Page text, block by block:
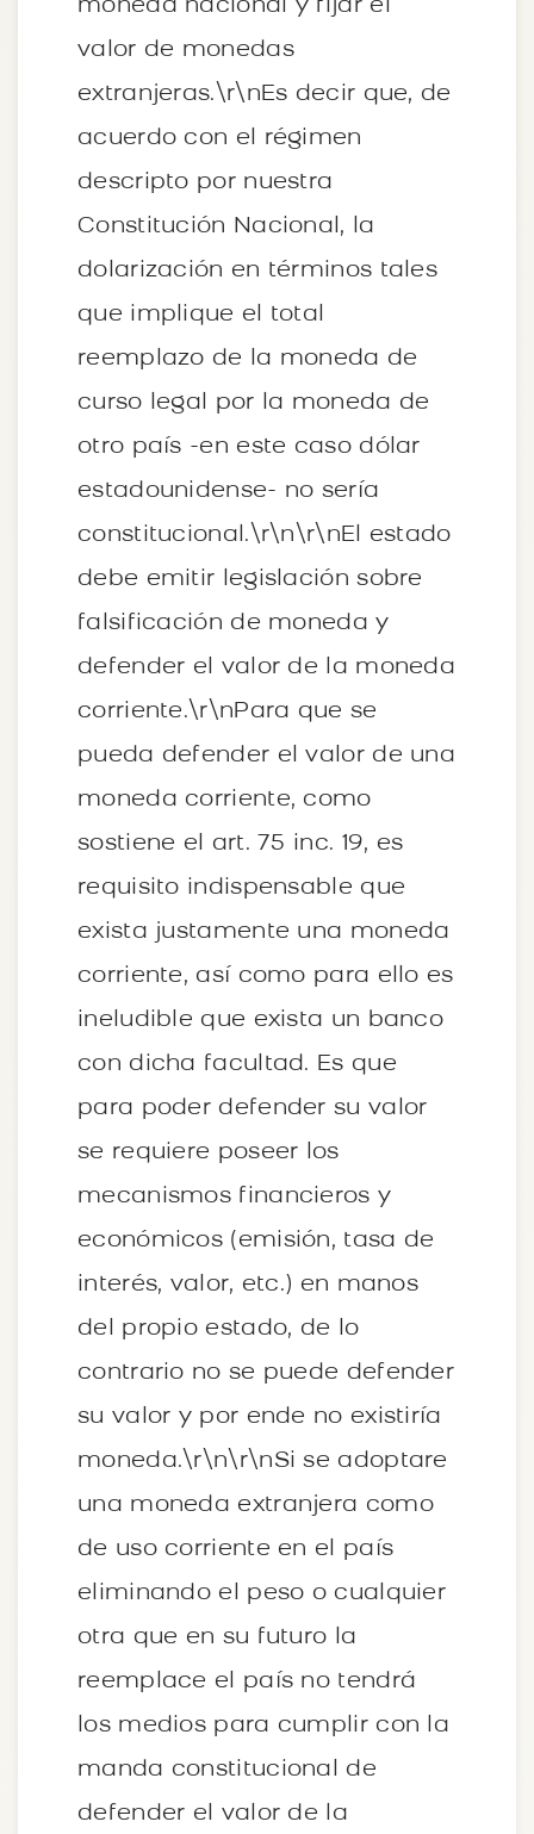
moneda nacional y fijar el
valor de monedas
extranjeras.\r\nEs decir que, de
acuerdo con el régimen
descripto por nuestra
Constitución Nacional, la
dolarización en términos tales
que implique el total
reemplazo de la moneda de
curso legal por la moneda de
otro país -en este caso dólar
estadounidense- no sería
constitucional.\r\n\r\nEl estado
debe emitir legislación sobre
falsificación de moneda y
defender el valor de la moneda
corriente.\r\nPara que se
pueda defender el valor de una
moneda corriente, como
sostiene el art. 75 inc. 19, es
requisito indispensable que
exista justamente una moneda
corriente, así como para ello es
ineludible que exista un banco
con dicha facultad. Es que
para poder defender su valor
se requiere poseer los
mecanismos financieros y
económicos (emisión, tasa de
interés, valor, etc.) en manos
del propio estado, de lo
contrario no se puede defender
su valor y por ende no existiría
moneda.\r\n\r\nSi se adoptare
una moneda extranjera como
de uso corriente en el país
eliminando el peso o cualquier
otra que en su futuro la
reemplace el país no tendrá
los medios para cumplir con la
manda constitucional de
defender el valor de la